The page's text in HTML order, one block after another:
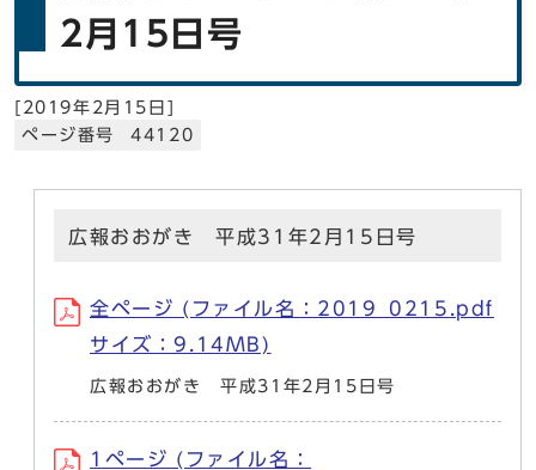
2月15日号
[ 2019年2月15日 ]
ページ番号 44120
広報おおがき 平成31年2月15日号
全ページ (ファイル名：2019_0215.pdf
サイズ：9.14MB)
広報おおがき 平成31年2月15日号
1ページ (ファイル名：